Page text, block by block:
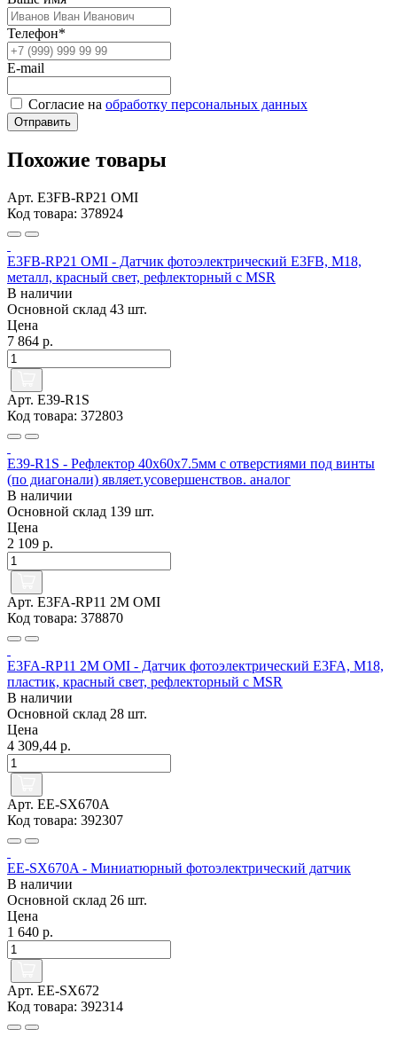
Телефон*
E-mail
Согласие на обработку персональных данных
Отправить
Похожие товары
Арт. E3FB-RP21 OMI
Код товара: 378924
E3FB-RP21 OMI - Датчик фотоэлектрический E3FB, M18,
металл, красный свет, рефлекторный с MSR
В наличии
Основной склад 43 шт.
Цена
7 864 р.
Арт. E39-R1S
Код товара: 372803
E39-R1S - Рефлектор 40x60x7.5мм с отверстиями под винты
(по диагонали) являет.усовершенствов. аналог
В наличии
Основной склад 139 шт.
Цена
2 109 р.
Арт. E3FA-RP11 2M OMI
Код товара: 378870
E3FA-RP11 2M OMI - Датчик фотоэлектрический E3FA, M18,
пластик, красный свет, рефлекторный с MSR
В наличии
Основной склад 28 шт.
Цена
4 309,44 р.
Арт. EE-SX670A
Код товара: 392307
EE-SX670A - Миниатюрный фотоэлектрический датчик
В наличии
Основной склад 26 шт.
Цена
1 640 р.
Арт. EE-SX672
Код товара: 392314